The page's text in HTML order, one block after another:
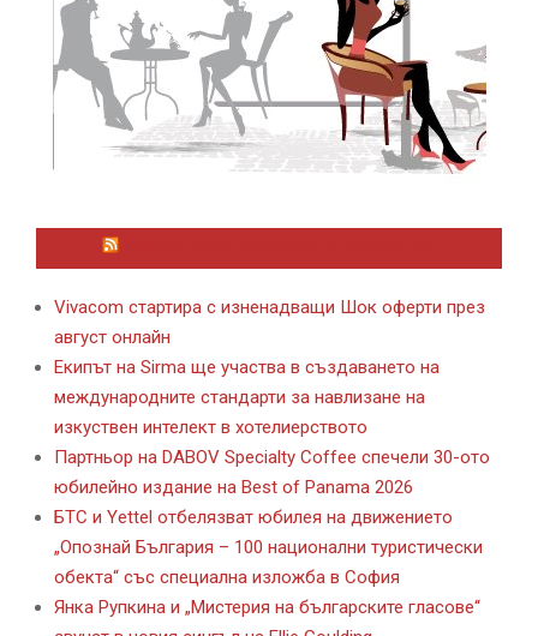
Vivacom стартира с изненадващи Шок оферти през
август онлайн
Екипът на Sirma ще участва в създаването на
международните стандарти за навлизане на
изкуствен интелект в хотелиерството
Партньор на DABOV Specialty Coffee спечели 30-ото
юбилейно издание на Best of Panama 2026
БТС и Yettel отбелязват юбилея на движението
„Опознай България – 100 национални туристически
обекта“ със специална изложба в София
Янка Рупкина и „Мистерия на българските гласове“